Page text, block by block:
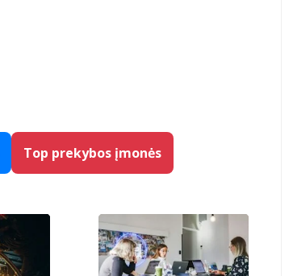
Top prekybos įmonės